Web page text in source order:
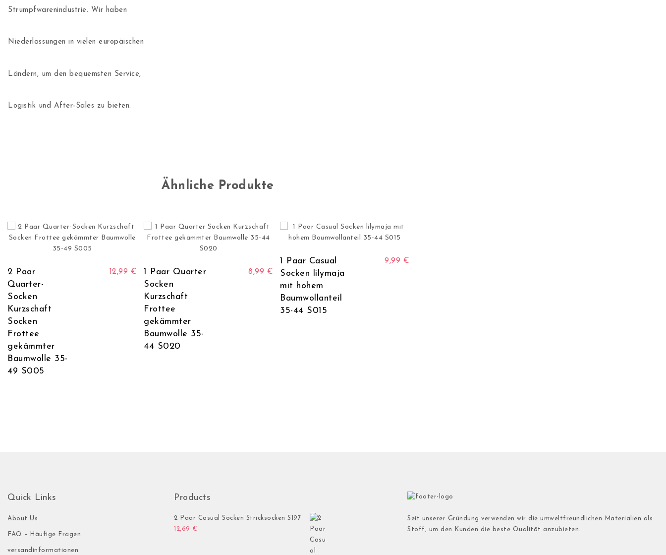
Strumpfwarenindustrie. Wir haben
Niederlassungen in vielen europäischen
Ländern, um den bequemsten Service,
Logistik und After-Sales zu bieten.
Ähnliche Produkte
2 Paar
Quarter-
Socken
Kurzschaft
Socken
Frottee
gekämmter
Baumwolle 35-
49 S005
12,99 €
Dieses Produkt weist mehrere Varianten auf. Die Optionen können auf der Produktseite gewählt werden
1 Paar Quarter
Socken
Kurzschaft
Frottee
gekämmter
Baumwolle 35-
44 S020
8,99 €
Dieses Produkt weist mehrere Varianten auf. Die Optionen können auf der Produktseite gewählt werden
1 Paar Casual
Socken lilymaja
mit hohem
Baumwollanteil
35-44 S015
9,99 €
Dieses Produkt weist mehrere Varianten auf. Die Optionen können auf der Produktseite
Quick Links
About Us
FAQ – Häufige Fragen
versandinformationen
Products
2 Paar Casual Socken Stricksocken S197
12,69 €
Seit unserer Gründung verwenden wir die umweltfreundlichen Materialien als
Stoff, um den Kunden die beste Qualität anzubieten.